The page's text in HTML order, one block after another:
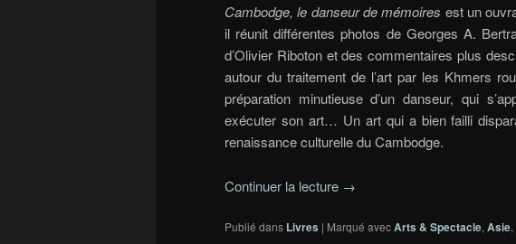
Cambodge, le danseur de mémoires est un
il réunit différentes photos de Georges A.
d’Olivier Riboton et des commentaires plus
autour du traitement de l’art par les Khmers
préparation minutieuse d’un danseur, qui
exécuter son art… Un art qui a bien failli
renaissance culturelle du Cambodge.
Continuer la lecture →
Publié dans Livres | Marqué avecArts & Spectacle, Asie,